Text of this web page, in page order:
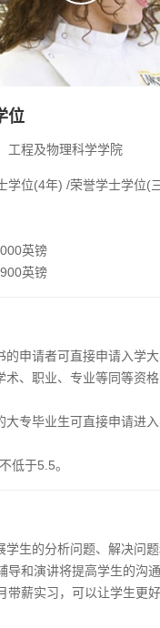
位
工程及物理科学学院
学位(4年) /荣誉学士学位(
英镑
英镑
申请者可直接申请入学大
术、职业、专业等同等资
大专毕业生可直接申请进
低于5.5。
学生的分析问题、解决问
导和演讲将提高学生的沟通
带薪实习，可以让学生更